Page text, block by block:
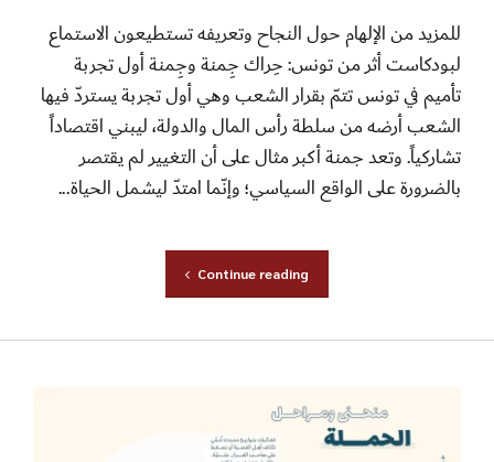
للمزيد من الإلهام حول النجاح وتعريفه تستطيعون الاستماع
لبودكاست أثر من تونس: حِراك جِمنة وجِمنة أول تجربة
تأميم في تونس تتمّ بقرار الشعب وهي أول تجربة يستردّ فيها
الشعب أرضه من سلطة رأس المال والدولة، ليبني اقتصاداً
تشاركياً. وتعد جمنة أكبر مثال على أن التغيير لم يقتصر
بالضرورة على الواقع السياسي؛ وإنّما امتدّ ليشمل الحياة...
Continue reading